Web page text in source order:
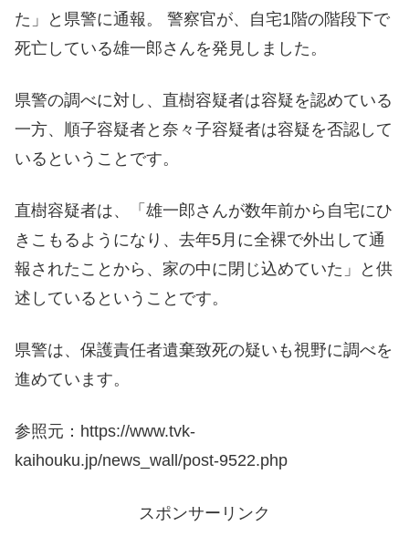
た」と県警に通報。 警察官が、自宅1階の階段下で
死亡している雄一郎さんを発見しました。
県警の調べに対し、直樹容疑者は容疑を認めている
一方、順子容疑者と奈々子容疑者は容疑を否認して
いるということです。
直樹容疑者は、「雄一郎さんが数年前から自宅にひ
きこもるようになり、去年5月に全裸で外出して通
報されたことから、家の中に閉じ込めていた」と供
述しているということです。
県警は、保護責任者遺棄致死の疑いも視野に調べを
進めています。
参照元：https://www.tvk-
kaihouku.jp/news_wall/post-9522.php
スポンサーリンク